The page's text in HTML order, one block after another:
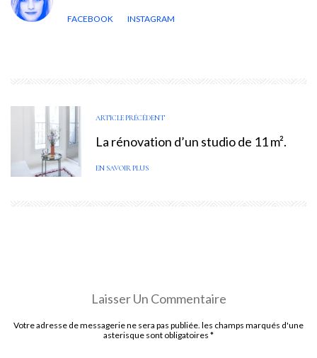
FACEBOOK INSTAGRAM
ARTICLE PRÉCÉDENT
La rénovation d’un studio de 11 m².
EN SAVOIR PLUS
Laisser Un Commentaire
Votre adresse de messagerie ne sera pas publiée. les champs marqués d'une
asterisque sont obligatoires *